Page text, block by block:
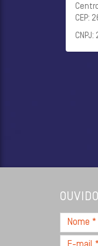
CEP:
Nome
*
E-